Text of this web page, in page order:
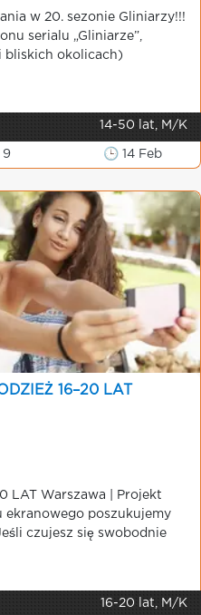
w 20. sezonie Gliniarzy!!!
serialu „Gliniarze”,
bliskich okolicach)
14-50 lat, M/K
🕒 14 Feb
16–20 LAT
LAT Warszawa | Projekt
poszukujemy
czujesz się swobodnie
16-20 lat, M/K